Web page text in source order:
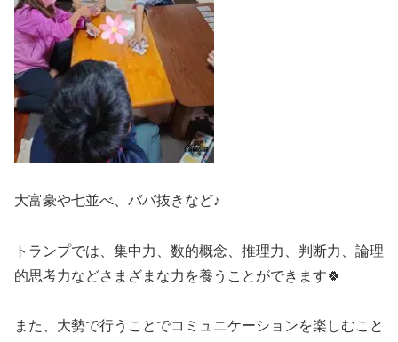
大富豪や七並べ、ババ抜きなど♪
トランプでは、集中力、数的概念、推理力、判断力、論理
的思考力などさまざまな力を養うことができます🍀
また、大勢で行うことでコミュニケーションを楽しむこと